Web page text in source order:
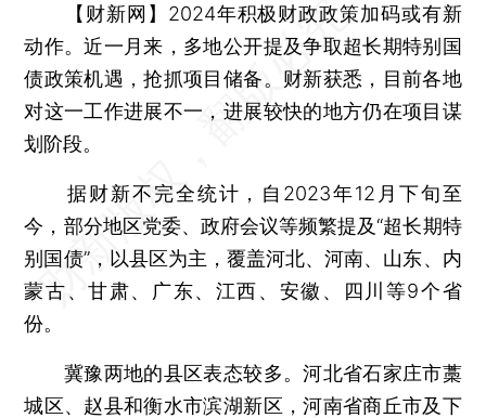
【财新网】 2024年积极财政政策加码或有新
动作。近一月来，多地公开提及争取超长期特别国
债政策机遇，抢抓项目储备。财新获悉，目前各地
对这一工作进展不一，进展较快的地方仍在项目谋
划阶段。
据财新不完全统计，自2023年12月下旬至
今，部分地区党委、政府会议等频繁提及“超长期特
别国债”，以县区为主，覆盖河北、河南、山东、内
蒙古、甘肃、广东、江西、安徽、四川等9个省
份。
冀豫两地的县区表态较多。河北省石家庄市藁
城区、赵县和衡水市滨湖新区，河南省商丘市及下